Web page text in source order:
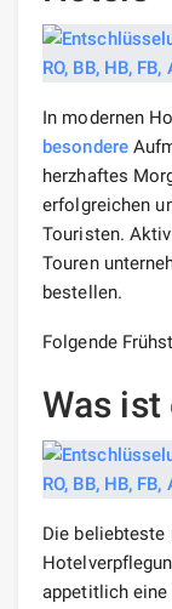
In modernen
besondere
herzhaftes
erfolgreichen
Touristen.
Touren
bestellen.
Folgende
Was
Die beliebteste
appetitlich